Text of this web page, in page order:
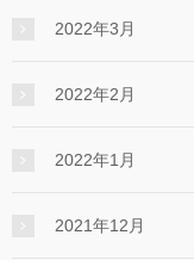
2022年3月
2022年2月
2022年1月
2021年12月